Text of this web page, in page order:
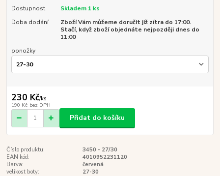
Dostupnost
Skladem 1 ks
Doba dodání
Zboží Vám můžeme doručit již zítra do 17:00.
Stačí, když zboží objednáte nejpozději dnes do
11:00
ponožky
230 Kč/ks
190 Kč bez DPH
Přidat do košíku
Číslo produktu:
3450 - 27/30
EAN kód:
4010952231120
Barva:
červená
velikost boty:
27-30